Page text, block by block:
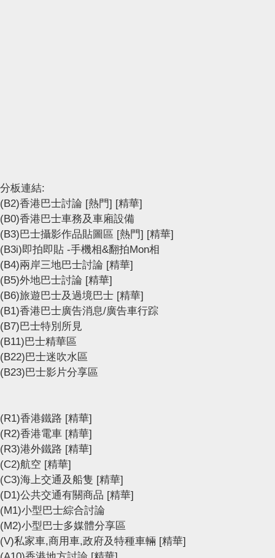
分板連結:
(B2)香港巴士討論 [熱門] [精華]
(B0)香港巴士車務及車廂設備
(B3)巴士攝影作品貼圖區 [熱門] [精華]
(B3i)即拍即貼 -手機相&翻拍Mon相
(B4)兩岸三地巴士討論 [精華]
(B5)外地巴士討論 [精華]
(B6)旅遊巴士及過境巴士 [精華]
(B1)香港巴士廣告消息/廣告車行踪
(B7)巴士特別所見
(B11)巴士精華區
(B22)巴士迷吹水區
(B23)巴士影片分享區
(R1)香港鐵路 [精華]
(R2)香港電車 [精華]
(R3)港外鐵路 [精華]
(C2)航空 [精華]
(C3)海上交通及船隻 [精華]
(D1)公共交通有關商品 [精華]
(M1)小型巴士綜合討論
(M2)小型巴士多媒體分享區
(V)私家車,商用車,政府及特種車輛 [精華]